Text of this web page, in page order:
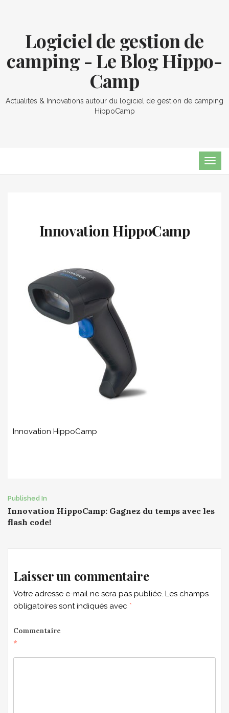
Logiciel de gestion de
camping - Le Blog Hippo-
Camp
Actualités & Innovations autour du logiciel de gestion de camping
HippoCamp
Innovation HippoCamp
Innovation HippoCamp
Post
navigation
Published In
Innovation HippoCamp: Gagnez du temps avec les
flash code!
Laisser un commentaire
Votre adresse e-mail ne sera pas publiée. Les champs
obligatoires sont indiqués avec *
Commentaire
*